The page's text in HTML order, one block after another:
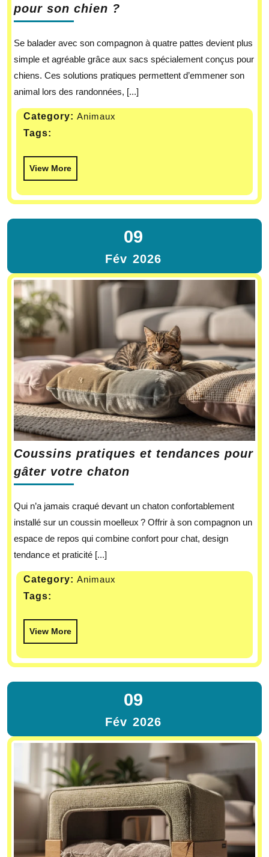
pour son chien ?
Se balader avec son compagnon à quatre pattes devient plus
simple et agréable grâce aux sacs spécialement conçus pour
chiens. Ces solutions pratiques permettent d’emmener son
animal lors des randonnées, [...]
Category: Animaux
Tags:
View More
09
Fév 2026
Coussins pratiques et tendances pour
gâter votre chaton
Qui n’a jamais craqué devant un chaton confortablement
installé sur un coussin moelleux ? Offrir à son compagnon un
espace de repos qui combine confort pour chat, design
tendance et praticité [...]
Category: Animaux
Tags:
View More
09
Fév 2026